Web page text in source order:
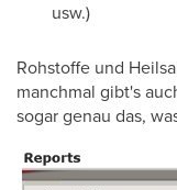
usw.)
Rohstoffe und
manchmal gibt's
sogar genau das,